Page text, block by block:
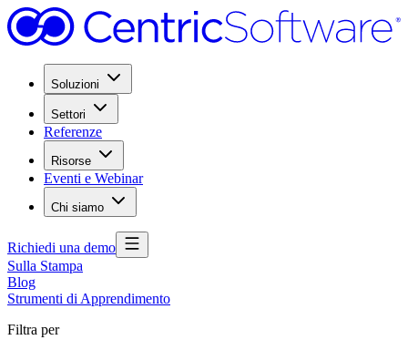
Soluzioni
Settori
Referenze
Risorse
Eventi e Webinar
Chi siamo
Richiedi una demo
Sulla Stampa
Blog
Strumenti di Apprendimento
Filtra per